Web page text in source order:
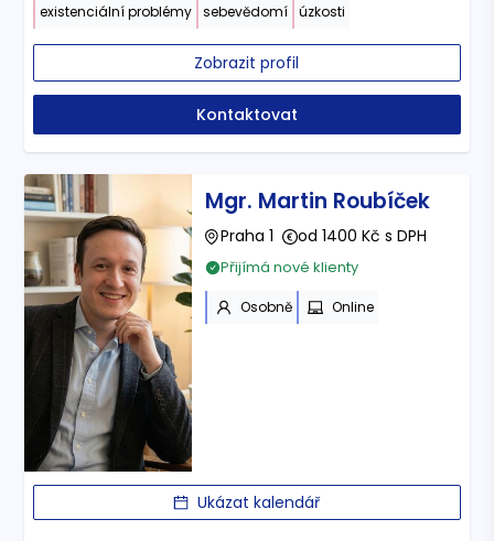
existenciální problémy sebevědomí úzkosti
Zobrazit profil
Kontaktovat
Mgr. Martin Roubíček
Praha 1 od 1400 Kč s DPH
Přijímá nové klienty
Osobně Online
Ukázat kalendář